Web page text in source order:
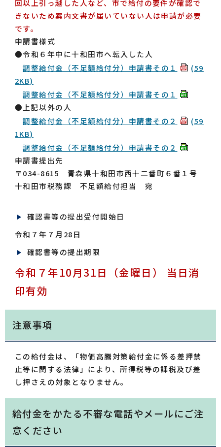
回以上引っ越した人など、市で給付の要件が確認で
きないため案内文書が届いていない人は申請が必要
です。
申請書様式
●令和６年中に十和田市へ転入した人
調整給付金（不足額給付分）申請書その１
(59
2KB)
調整給付金（不足額給付分）申請書その１
●上記以外の人
調整給付金（不足額給付分）申請書その２
(59
1KB)
調整給付金（不足額給付分）申請書その２
申請書提出先
〒034-8615 青森県十和田市西十二番町６番１号
十和田市税務課 不足額給付担当 宛
確認書等の提出受付開始日
令和７年７月28日
確認書等の提出期限
令和７年10月31日（金曜日） 当日消
印有効
注意事項
この給付金は、「物価高騰対策給付金に係る差押禁
止等に関する法律」により、所得税等の課税及び差
し押さえの対象となりません。
給付金をかたる不審な電話やメールにご注
意ください